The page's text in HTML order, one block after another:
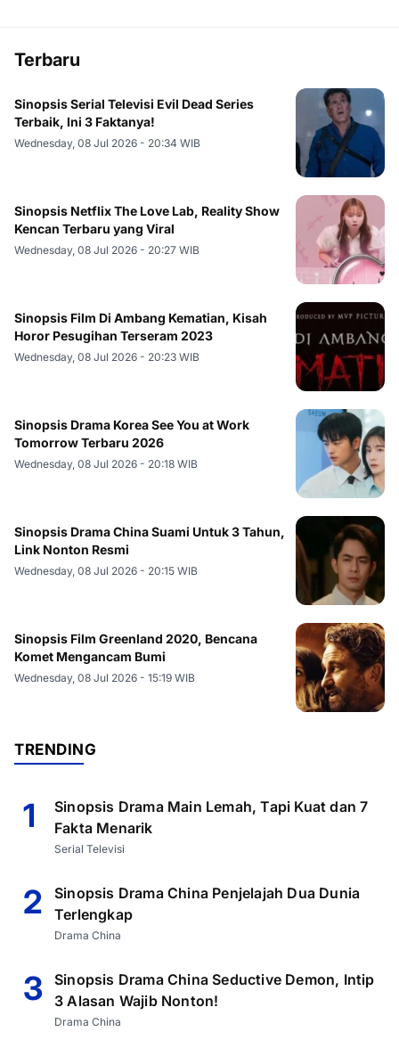
Terbaru
Sinopsis Serial Televisi Evil Dead Series
Terbaik, Ini 3 Faktanya!
Wednesday, 08 Jul 2026 - 20:34 WIB
Sinopsis Netflix The Love Lab, Reality Show
Kencan Terbaru yang Viral
Wednesday, 08 Jul 2026 - 20:27 WIB
Sinopsis Film Di Ambang Kematian, Kisah
Horor Pesugihan Terseram 2023
Wednesday, 08 Jul 2026 - 20:23 WIB
Sinopsis Drama Korea See You at Work
Tomorrow Terbaru 2026
Wednesday, 08 Jul 2026 - 20:18 WIB
Sinopsis Drama China Suami Untuk 3 Tahun,
Link Nonton Resmi
Wednesday, 08 Jul 2026 - 20:15 WIB
Sinopsis Film Greenland 2020, Bencana
Komet Mengancam Bumi
Wednesday, 08 Jul 2026 - 15:19 WIB
TRENDING
1
Sinopsis Drama Main Lemah, Tapi Kuat dan 7
Fakta Menarik
Serial Televisi
2
Sinopsis Drama China Penjelajah Dua Dunia
Terlengkap
Drama China
3
Sinopsis Drama China Seductive Demon, Intip
3 Alasan Wajib Nonton!
Drama China